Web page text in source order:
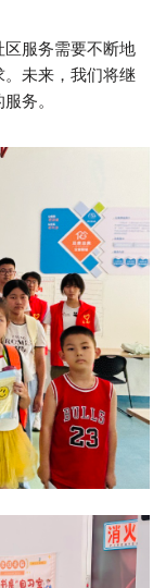
服务需要不断地
未来，我们将继
务。